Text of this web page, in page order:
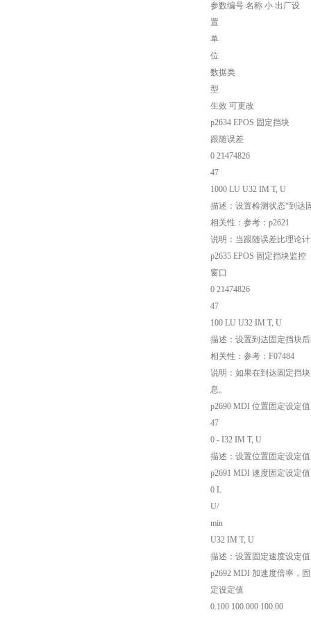
参数编号 名称 小 出厂设
置
单
位
数据类
型
生效 可更改
p2634 EPOS 固定挡块
跟随误差
0 21474826
47
1000 LU U32 IM T, U
描述：设置检测状态“到达
相关性：参考：p2621
说明：当跟随误差比理论
p2635 EPOS 固定挡块监控
窗口
0 21474826
47
100 LU U32 IM T, U
描述：设置到达固定挡块
相关性：参考：F07484
说明：如果在到达固定挡
息。
p2690 MDI 位置固定设定值
47
0 - I32 IM T, U
描述：设置位置固定设定
p2691 MDI 速度固定设定值
0 L
U/
min
U32 IM T, U
描述：设置固定速度设定
p2692 MDI 加速度倍率，固
定设定值
0.100 100.000 100.00